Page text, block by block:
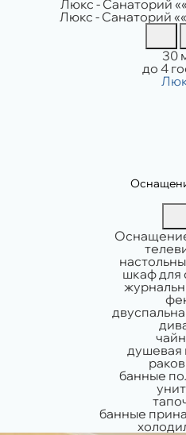
30
до 4
шкаф
душевая
банные
банные